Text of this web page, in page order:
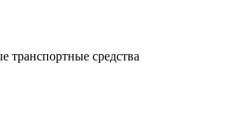
транспортные средства